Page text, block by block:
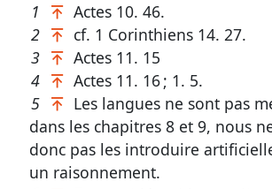
1 Actes 10. 46.
2
cf. 1 Corinthiens 14. 27.
3
Actes 11. 15
4
Actes 11. 16; 1. 5.
5
Les langues ne sont pas
dans les chapitres 8 et 9, nous
donc pas les introduire
un raisonnement.